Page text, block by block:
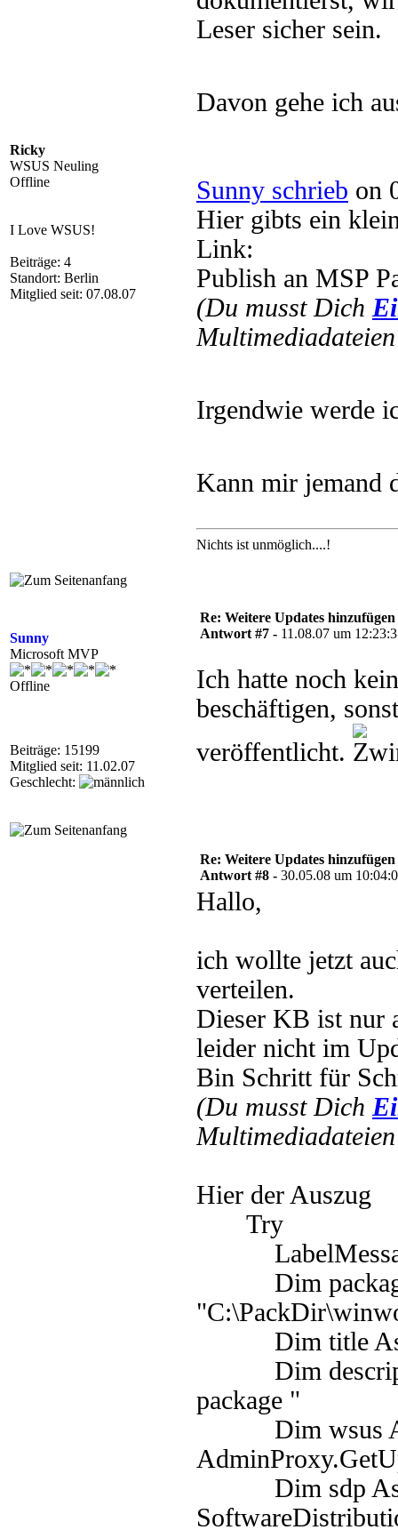
Ricky
WSUS Neuling
Offline
I Love WSUS!
Beiträge: 4
Standort: Berlin
Mitglied seit: 07.08.07
Leser sicher sein.
Davon gehe ich
Sunny schrieb on
Hier gibts ein
Link:
Publish an MSP
(Du musst Dich
Irgendwie werde
Kann mir jemand
Nichts ist unmöglich....!
Sunny
Microsoft MVP
Offline
Beiträge: 15199
Mitglied seit: 11.02.07
Geschlecht:
Re: Weitere Updates hinzufügen
Antwort #7 - 11.08.07 um
Ich hatte noch
beschäftigen,
veröffentlicht.
Re: Weitere Updates hinzufügen
Antwort #8 - 30.05.08 um
Hallo,
ich wollte jetzt
verteilen.
Dieser KB ist nur
leider nicht im
Bin Schritt für
(Du musst Dich
Hier der Auszug
Try
Dim
Dim title As
Dim
package "
Dim wsus As
Dim sdp As